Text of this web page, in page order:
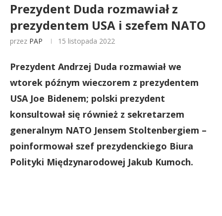
Prezydent Duda rozmawiał z
prezydentem USA i szefem NATO
przez PAP 15 listopada 2022
Prezydent Andrzej Duda rozmawiał we
wtorek późnym wieczorem z prezydentem
USA Joe Bidenem; polski prezydent
konsultował się również z sekretarzem
generalnym NATO Jensem Stoltenbergiem –
poinformował szef prezydenckiego Biura
Polityki Międzynarodowej Jakub Kumoch.